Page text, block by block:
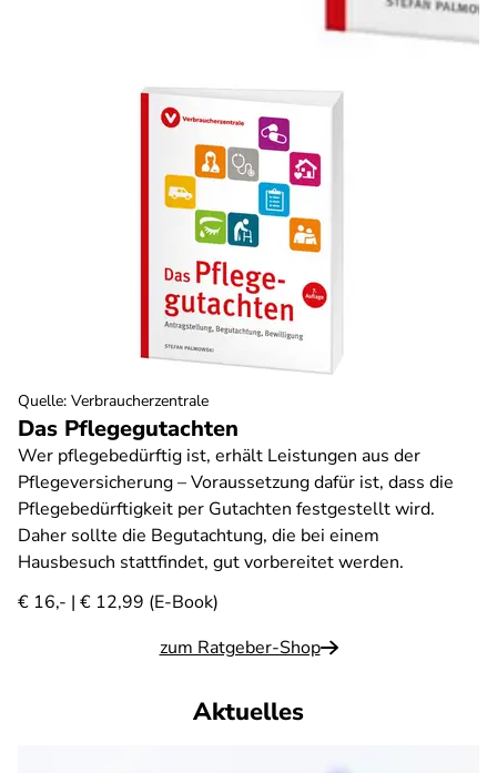
Das Pflegegutachten
Wer pflegebedürftig ist, erhält Leistungen aus der
Pflegeversicherung – Voraussetzung dafür ist, dass die
Pflegebedürftigkeit per Gutachten festgestellt wird.
Daher sollte die Begutachtung, die bei einem
Hausbesuch stattfindet, gut vorbereitet werden.
€ 16,- | € 12,99 (E-Book)
zum Ratgeber-Shop
Quelle: Verbraucherzentrale
Aktuelles